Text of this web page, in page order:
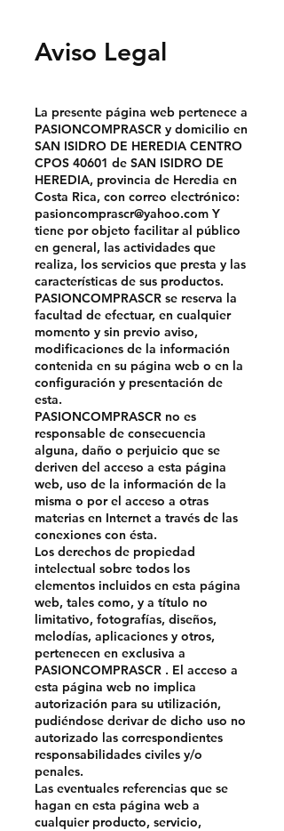
Aviso Legal
La presente página web pertenece a
PASIONCOMPRASCR y domicilio en
SAN ISIDRO DE HEREDIA CENTRO
CPOS 40601 de SAN ISIDRO DE
HEREDIA, provincia de Heredia en
Costa Rica, con correo electrónico:
pasioncomprascr@yahoo.com Y
tiene por objeto facilitar al público
en general, las actividades que
realiza, los servicios que presta y las
características de sus productos.
PASIONCOMPRASCR se reserva la
facultad de efectuar, en cualquier
momento y sin previo aviso,
modificaciones de la información
contenida en su página web o en la
configuración y presentación de
esta.
PASIONCOMPRASCR no es
responsable de consecuencia
alguna, daño o perjuicio que se
deriven del acceso a esta página
web, uso de la información de la
misma o por el acceso a otras
materias en Internet a través de las
conexiones con ésta.
Los derechos de propiedad
intelectual sobre todos los
elementos incluidos en esta página
web, tales como, y a título no
limitativo, fotografías, diseños,
melodías, aplicaciones y otros,
pertenecen en exclusiva a
PASIONCOMPRASCR . El acceso a
esta página web no implica
autorización para su utilización,
pudiéndose derivar de dicho uso no
autorizado las correspondientes
responsabilidades civiles y/o
penales.
Las eventuales referencias que se
hagan en esta página web a
cualquier producto, servicio,